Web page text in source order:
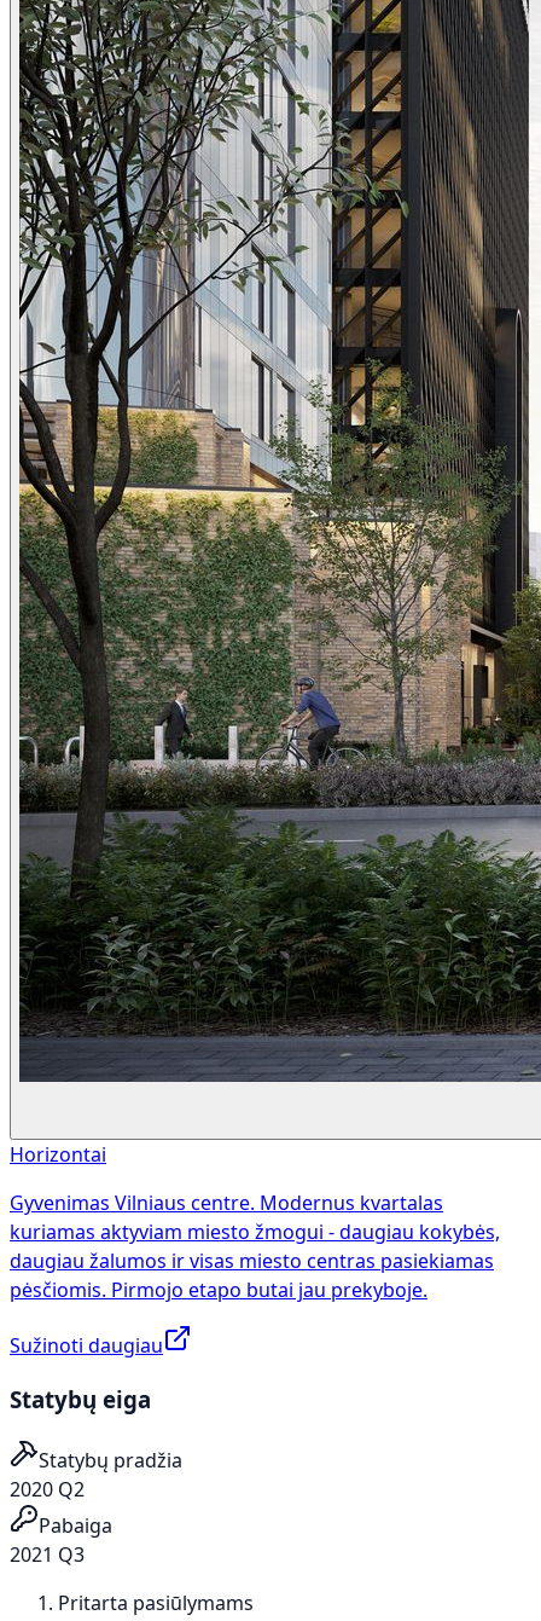
Horizontai
Gyvenimas Vilniaus centre. Modernus kvartalas
kuriamas aktyviam miesto žmogui - daugiau kokybės,
daugiau žalumos ir visas miesto centras pasiekiamas
pėsčiomis. Pirmojo etapo butai jau prekyboje.
Sužinoti daugiau
Statybų eiga
Statybų pradžia
2020 Q2
Pabaiga
2021 Q3
Pritarta pasiūlymams